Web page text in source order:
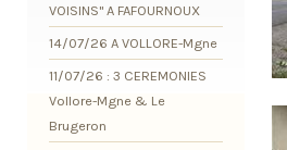
VOISINS" A FAFOURNOUX
14/07/26 A VOLLORE-Mgne
11/07/26 : 3 CEREMONIES
Vollore-Mgne & Le
Brugeron